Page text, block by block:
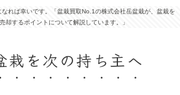
れば幸いです。「盆栽買取No.1の株式会社岳盆栽が、盆栽を
却するポイントについて解説しています。」
栽を次の持ち主へ